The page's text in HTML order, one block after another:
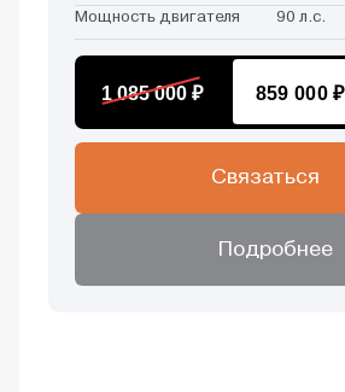
Мощность двигателя 90 л.с.
1 085 000 ₽ 859 000 ₽
Связаться
Подробнее